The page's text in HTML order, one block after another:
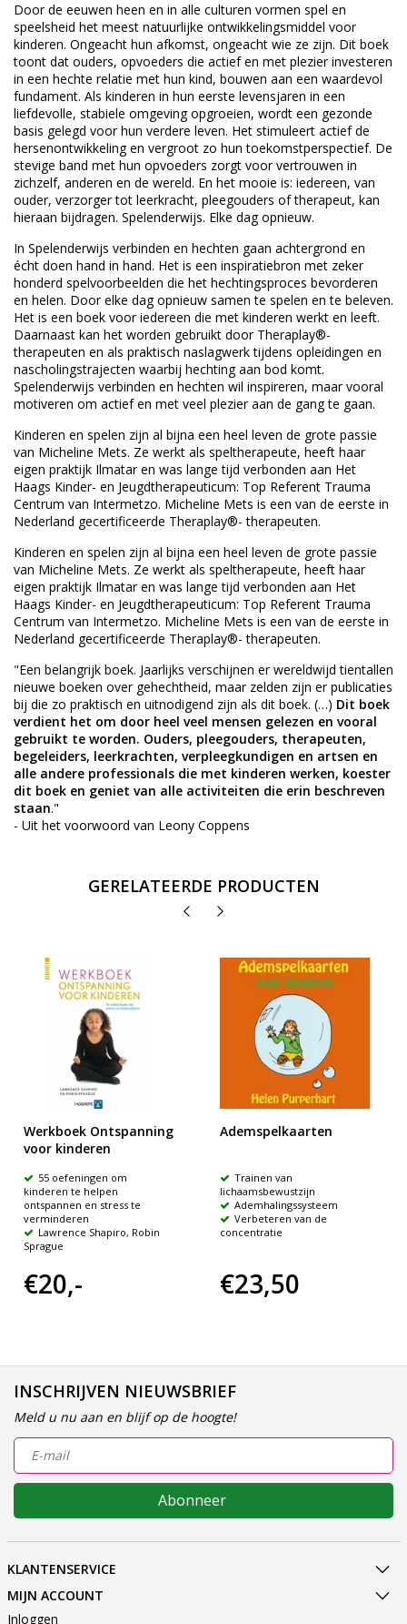
Door de eeuwen heen en in alle culturen vormen spel en
speelsheid het meest natuurlijke ontwikkelingsmiddel voor
kinderen. Ongeacht hun afkomst, ongeacht wie ze zijn. Dit boek
toont dat ouders, opvoeders die actief en met plezier investeren
in een hechte relatie met hun kind, bouwen aan een waardevol
fundament. Als kinderen in hun eerste levensjaren in een
liefdevolle, stabiele omgeving opgroeien, wordt een gezonde
basis gelegd voor hun verdere leven. Het stimuleert actief de
hersenontwikkeling en vergroot zo hun toekomstperspectief. De
stevige band met hun opvoeders zorgt voor vertrouwen in
zichzelf, anderen en de wereld. En het mooie is: iedereen, van
ouder, verzorger tot leerkracht, pleegouders of therapeut, kan
hieraan bijdragen. Spelenderwijs. Elke dag opnieuw.
In Spelenderwijs verbinden en hechten gaan achtergrond en
écht doen hand in hand. Het is een inspiratiebron met zeker
honderd spelvoorbeelden die het hechtingsproces bevorderen
en helen. Door elke dag opnieuw samen te spelen en te beleven.
Het is een boek voor iedereen die met kinderen werkt en leeft.
Daarnaast kan het worden gebruikt door Theraplay®-
therapeuten en als praktisch naslagwerk tijdens opleidingen en
nascholingstrajecten waarbij hechting aan bod komt.
Spelenderwijs verbinden en hechten wil inspireren, maar vooral
motiveren om actief en met veel plezier aan de gang te gaan.
Kinderen en spelen zijn al bijna een heel leven de grote passie
van Micheline Mets. Ze werkt als speltherapeute, heeft haar
eigen praktijk Ilmatar en was lange tijd verbonden aan Het
Haags Kinder- en Jeugdtherapeuticum: Top Referent Trauma
Centrum van Intermetzo. Micheline Mets is een van de eerste in
Nederland gecertificeerde Theraplay®- therapeuten.
Kinderen en spelen zijn al bijna een heel leven de grote passie
van Micheline Mets. Ze werkt als speltherapeute, heeft haar
eigen praktijk Ilmatar en was lange tijd verbonden aan Het
Haags Kinder- en Jeugdtherapeuticum: Top Referent Trauma
Centrum van Intermetzo. Micheline Mets is een van de eerste in
Nederland gecertificeerde Theraplay®- therapeuten.
"Een belangrijk boek. Jaarlijks verschijnen er wereldwijd tientallen
nieuwe boeken over gehechtheid, maar zelden zijn er publicaties
bij die zo praktisch en uitnodigend zijn als dit boek. (…) Dit boek
verdient het om door heel veel mensen gelezen en vooral
gebruikt te worden. Ouders, pleegouders, therapeuten,
begeleiders, leerkrachten, verpleegkundigen en artsen en
alle andere professionals die met kinderen werken, koester
dit boek en geniet van alle activiteiten die erin beschreven
staan."
- Uit het voorwoord van Leony Coppens
GERELATEERDE PRODUCTEN
Werkboek Ontspanning
voor kinderen
55 oefeningen om
kinderen te helpen
ontspannen en stress te
verminderen
Lawrence Shapiro, Robin
Sprague
€20,-
Ademspelkaarten
Trainen van
lichaamsbewustzijn
Ademhalingssysteem
Verbeteren van de
concentratie
€23,50
INSCHRIJVEN NIEUWSBRIEF
Meld u nu aan en blijf op de hoogte!
Abonneer
KLANTENSERVICE
MIJN ACCOUNT
Inloggen